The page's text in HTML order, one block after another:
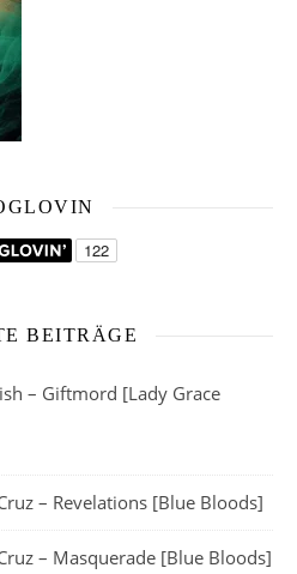
BEITRÄGE
– Giftmord [Lady Grace
– Revelations [Blue Bloods]
– Masquerade [Blue Bloods]